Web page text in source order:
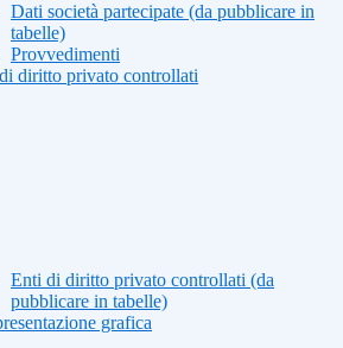
Dati società partecipate (da pubblicare in
tabelle)
Provvedimenti
diritto privato controllati
Enti di diritto privato controllati (da
pubblicare in tabelle)
grafica